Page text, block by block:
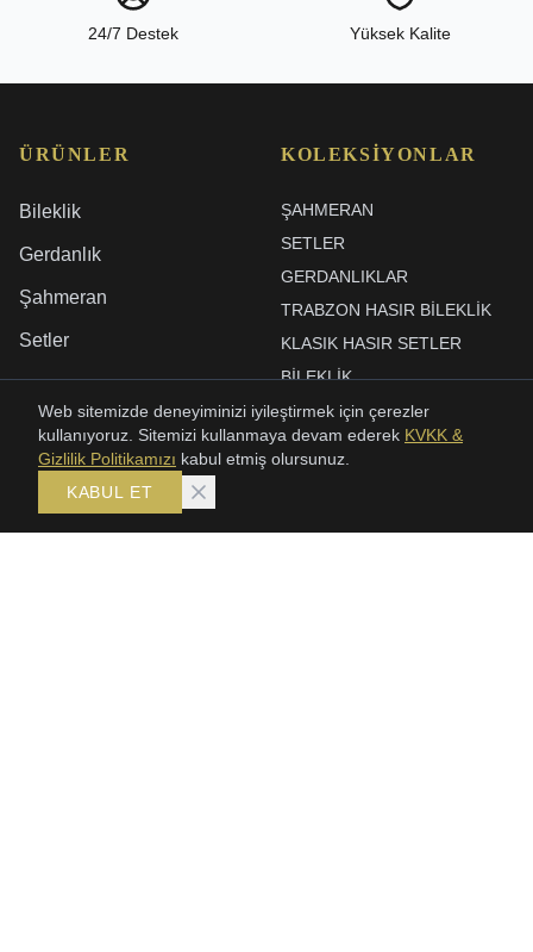
24/7 Destek Yüksek Kalite
ÜRÜNLER
Bileklik
Gerdanlık
Şahmeran
Setler
KOLEKSIYONLAR
ŞAHMERAN
SETLER
GERDANLIKLAR
TRABZON HASIR BILEKLIK
KLASIK HASIR SETLER
BİLEKLİK
KÜPE
YÜZÜK
Web sitemizde deneyiminizi iyileştirmek için çerezler
kullanıyoruz. Sitemizi kullanmaya devam ederek KVKK &
Gizlilik Politikamızı kabul etmiş olursunuz.
KABUL ET